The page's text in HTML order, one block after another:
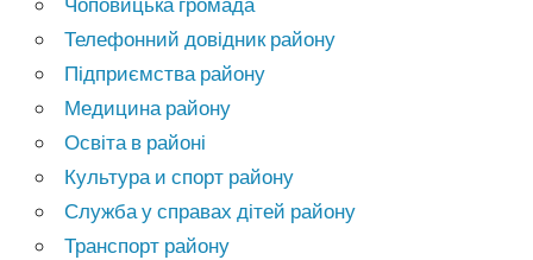
Телефонний довідник району
Підприємства району
Медицина району
Освіта в районі
Культура и спорт району
Служба у справах дітей району
Транспорт району